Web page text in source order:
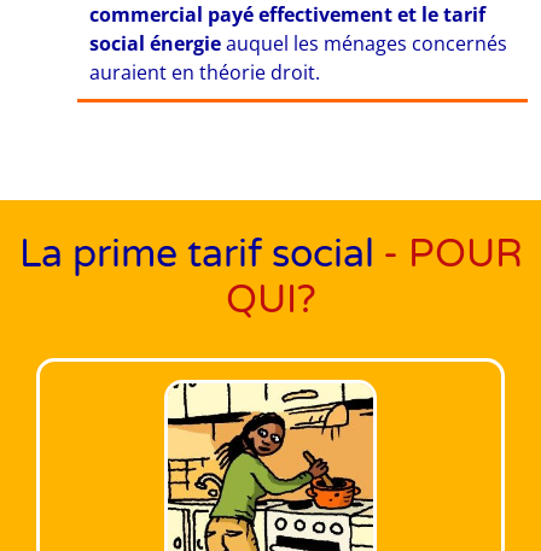
commercial payé effectivement et le tarif
social énergieauquel les ménages concernés
auraient en théorie droit.
La prime tarif social - POUR
QUI?